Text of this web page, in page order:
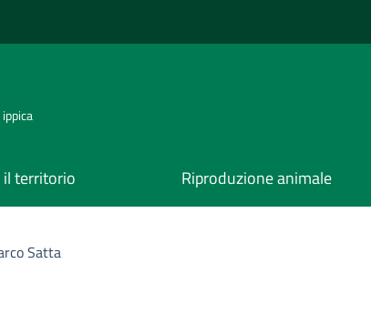
il territorio Riproduzione animale
Satta